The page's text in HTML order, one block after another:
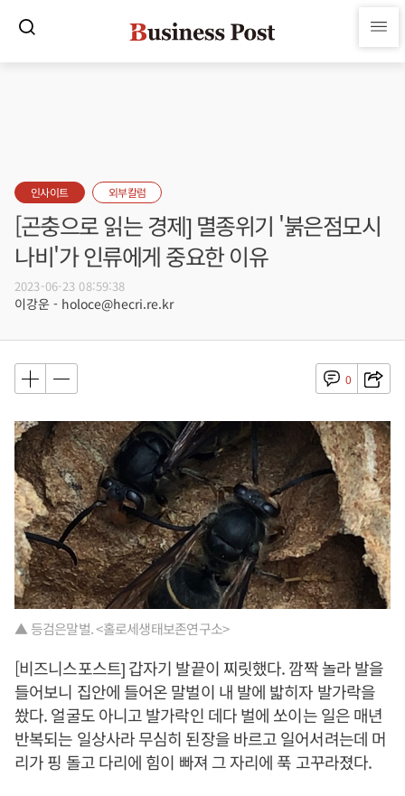
인사이트 외부칼럼
[곤충으로 읽는 경제] 멸종위기 '붉은점모시
나비'가 인류에게 중요한 이유
2023-06-23 08:59:38
이강운 - holoce@hecri.re.kr
0
▲ 등검은말벌. <홀로세생태보존연구소>
[비즈니스포스트] 갑자기 발끝이 찌릿했다. 깜짝 놀라 발을
들어보니 집안에 들어온 말벌이 내 발에 밟히자 발가락을
쐈다. 얼굴도 아니고 발가락인 데다 벌에 쏘이는 일은 매년
반복되는 일상사라 무심히 된장을 바르고 일어서려는데 머
리가 핑 돌고 다리에 힘이 빠져 그 자리에 푹 고꾸라졌다.